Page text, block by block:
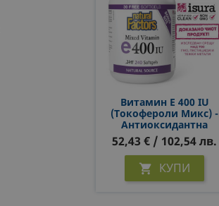
Витамин Е 400 IU
(токофероли Микс) -
Антиоксидантна
Защита, 240 Софтгел
Капсули
52,43 € / 102,54 лв.
 КУПИ